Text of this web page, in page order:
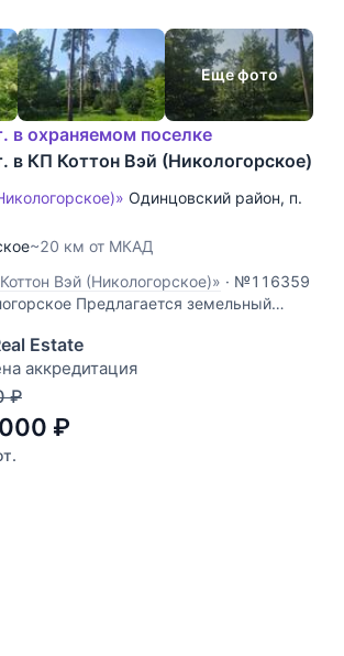
Еще фото
в охраняемом поселке
в КП Коттон Вэй (Никологорское)
Одинцовский район, п.
~20 км от МКАД
Вэй (Никологорское)» · №116359
Предлагается земельный
охраняемом поселке
вей). На участке расположены баня
дом (300м) от фирмы Kontio, а так же
для застройки
Estate
аккредитация
₽
₽